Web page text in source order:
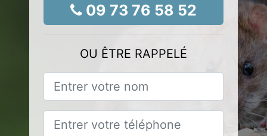
09 73 76 58 52
OU ÊTRE RAPPELÉ